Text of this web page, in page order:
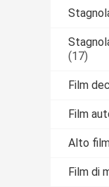
(17)
Film
Film
Alto
Film di